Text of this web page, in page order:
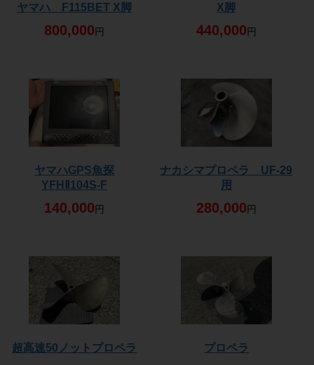
ヤマハ F115BET X脚
800,000 円
X脚
440,000 円
ヤマハGPS魚探
YFHⅡ104S-F
140,000 円
ナカシマプロペラ UF-29
用
280,000 円
超高速50ノットプロペラ プロペラ